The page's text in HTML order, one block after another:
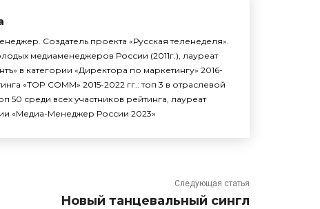
Создатель проекта «Русская теленеделя».
медиаменеджеров России (2011г.), лауреат
в категории «Директора по маркетингу» 2016-
«TOP COMM» 2015-2022 гг.: топ 3 в отраслевой
50 среди всех участников рейтинга, лауреат
«Медиа-Менеджер России 2023»
Следующая статья
Новый танцевальный сингл